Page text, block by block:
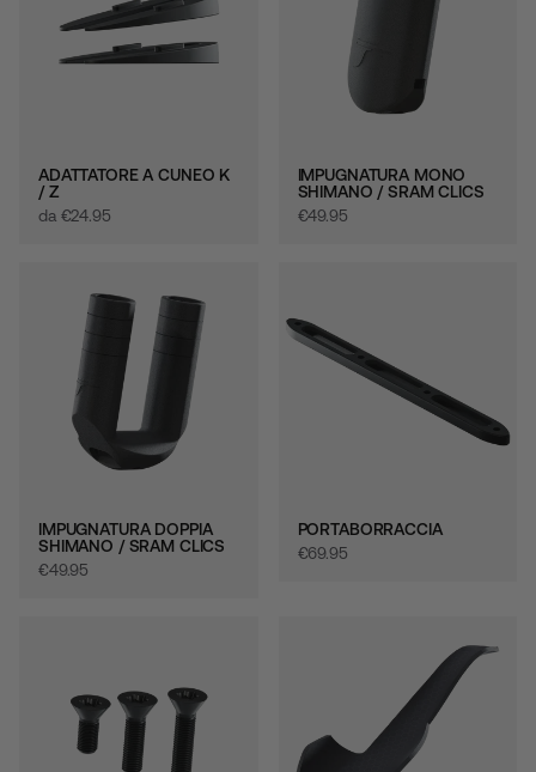
ADATTATORE A CUNEO K
/ Z
da €‎24.95
IMPUGNATURA MONO
SHIMANO / SRAM CLICS
€‎49.95
IMPUGNATURA DOPPIA
SHIMANO / SRAM CLICS
€‎49.95
PORTABORRACCIA
€‎69.95